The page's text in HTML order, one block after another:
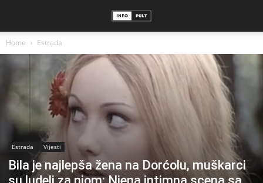
Home Estrada
Estrada Vijesti
Bila je najlepša žena na Dorćolu, muškarci